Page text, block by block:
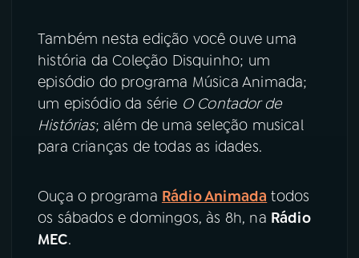
Também nesta edição você ouve uma
história da Coleção Disquinho; um
episódio do programa Música Animada;
um episódio da série O Contador de
Histórias; além de uma seleção musical
para crianças de todas as idades.
Ouça o programa Rádio Animada todos
os sábados e domingos, às 8h, na Rádio
MEC.